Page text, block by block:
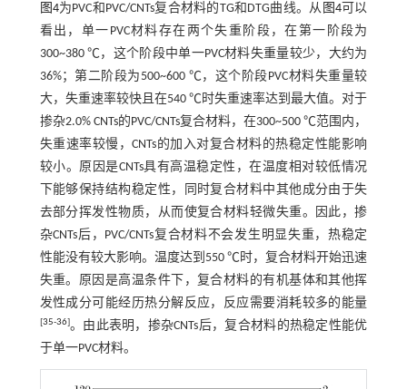
图4为PVC和PVC/CNTs复合材料的TG和DTG曲线。从 图4可以
看出，单一PVC材料存在两个失重阶段，在第一阶段为
300~380 ℃，这个阶段中单一PVC材料失重量较少，大约为
36%；第二阶段为500~600 ℃，这个阶段PVC材料失重量较
大，失重速率较快且在540 ℃时失重速率达到最大值。对于
掺杂2.0% CNTs的PVC/CNTs复合材料，在300~500 ℃范围内，
失重速率较慢，CNTs的加入对复合材料的热稳定性能影响
较小。原因是CNTs具有高温稳定性，在温度相对较低情况
下能够保持结构稳定性，同时复合材料中其他成分由于失
去部分挥发性物质，从而使复合材料轻微失重。因此，掺
杂CNTs后，PVC/CNTs复合材料不会发生明显失重，热稳定
性能没有较大影响。温度达到550 ℃时，复合材料开始迅速
失重。原因是高温条件下，复合材料的有机基体和其他挥
发性成分可能经历热分解反应，反应需要消耗较多的能量
[35-36]。由此表明，掺杂CNTs后，复合材料的热稳定性能优
于单一PVC材料。